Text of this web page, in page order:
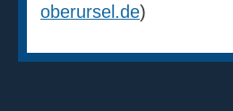
oberursel.de)